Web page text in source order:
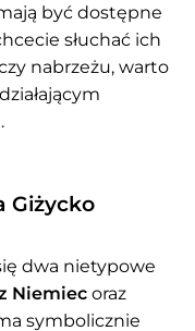
być dostępne
słuchać ich
nabrzeżu, warto
Giżycko
dwa nietypowe
Niemiec oraz
symbolicznie